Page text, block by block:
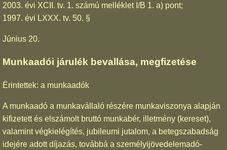
2003. évi XCII. tv. 1. számú melléklet I/B 1. a) pont;
1997. évi LXXX. tv. 50. §
Június 20.
Munkaadói járulék bevallása, megfizetése
Érintettek: a munkaadók
A munkaadó a munkavállaló részére munkaviszonya alapján
kifizetett és elszámolt bruttó munkabér, illetmény (kereset),
valamint végkielégítés, jubileumi jutalom, a betegszabadság
idejére adott díjazás, továbbá a személyijövedelemadó-